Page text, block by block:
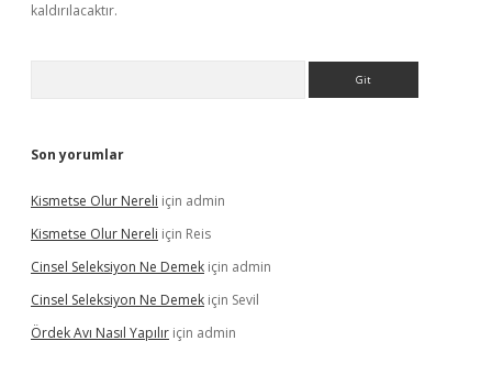
kaldırılacaktır.
Son yorumlar
Kismetse Olur Nereli için admin
Kismetse Olur Nereli için Reis
Cinsel Seleksiyon Ne Demek için admin
Cinsel Seleksiyon Ne Demek için Sevil
Ördek Avı Nasıl Yapılır için admin